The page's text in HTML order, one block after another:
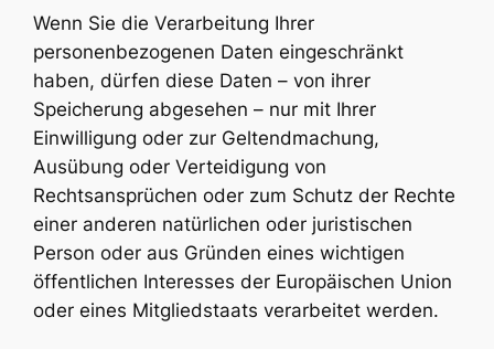
Wenn Sie die Verarbeitung Ihrer
personenbezogenen Daten eingeschränkt
haben, dürfen diese Daten – von ihrer
Speicherung abgesehen – nur mit Ihrer
Einwilligung oder zur Geltendmachung,
Ausübung oder Verteidigung von
Rechtsansprüchen oder zum Schutz der Rechte
einer anderen natürlichen oder juristischen
Person oder aus Gründen eines wichtigen
öffentlichen Interesses der Europäischen Union
oder eines Mitgliedstaats verarbeitet werden.